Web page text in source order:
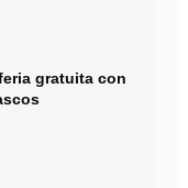
gratuita con